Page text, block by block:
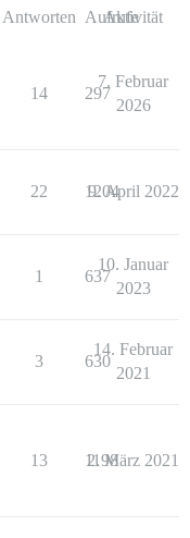
Antworten Aufrufe
Aktivität
14 297
7. Februar
2026
22 1204
9. April 2022
1 637
10. Januar
2023
3 630
14. Februar
2021
13 1198
2. März 2021